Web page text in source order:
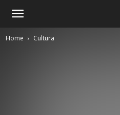
Home Cultura